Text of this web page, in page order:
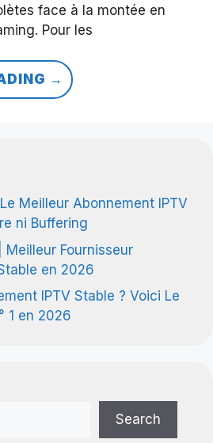
face à la montée en
Pour les
→
Meilleur Abonnement IPTV
ni Buffering
Meilleur Fournisseur
en 2026
IPTV Stable ? Voici Le
1 en 2026
Search